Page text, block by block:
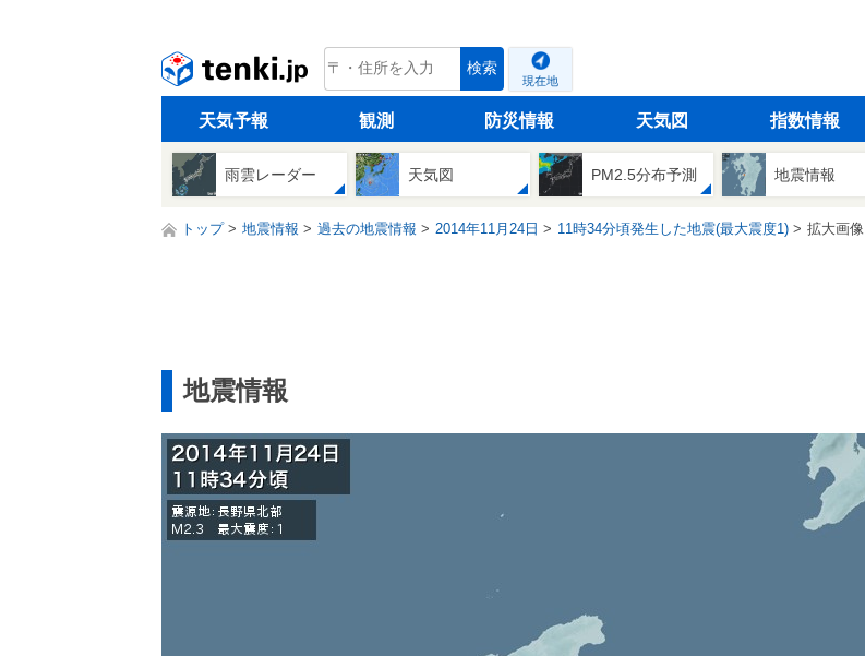
tenki.jp 検索
現在地
天気予報 観測 防災情報 天気図 指数情報
雨雲レーダー 天気図 PM2.5分布予測 地震情報
トップ 地震情報 過去の地震情報 2014年11月24日 11時34分頃発生した地震(最大震度1) 拡大画像
地震情報